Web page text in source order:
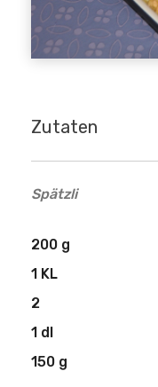
Zutaten
Spätzli
200 g
1 KL
2
1 dl
150 g